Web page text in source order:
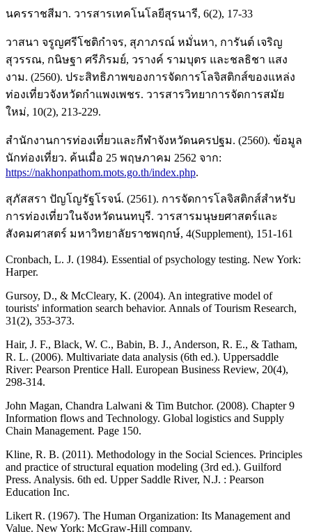
นครราชสีมา. วารสารเทคโนโลยีสุรนารี, 6(2), 17-33
วาสนา จรูญศรีโชติกำจร, สุภาภรณ์ หมั่นหา, การันต์ เจริญ
สุวรรณ, กนิษฐา ศรีภิรมย์, วรางค์ รามบุตร และชลธิชา แสง
งาม. (2560). ประสิทธิภาพของการจัดการโลจิสติกส์ของแหล่ง
ท่องเที่ยวจังหวัดกำแพงเพชร. วารสารวิทยาการจัดการสมัย
ใหม่, 10(2), 213-229.
สำนักงานการท่องเที่ยวและกีฬาจังหวัดนครปฐม. (2560). ข้อมูล
นักท่องเที่ยว. ค้นเมื่อ 25 พฤษภาคม 2562 จาก:
https://nakhonpathom.mots.go.th/index.php.
สุภัสสรา ปัญโญรัฐโรจน์. (2561). การจัดการโลจิสติกส์สำหรับ
การท่องเที่ยวในจังหวัดนนทบุรี. วารสารมนุษยศาสตร์และ
สังคมศาสตร์ มหาวิทยาลัยราชพฤกษ์, 4(Supplement), 151-161
Cronbach, L. J. (1984). Essential of psychology testing. New York:
Harper.
Gursoy, D., & McCleary, K. (2004). An integrative model of
tourists' information search behavior. Annals of Tourism Research,
31(2), 353-373.
Hair, J. F., Black, W. C., Babin, B. J., Anderson, R. E., & Tatham,
R. L. (2006). Multivariate data analysis (6th ed.). Uppersaddle
River: Pearson Prentice Hall. European Business Review, 20(4),
298-314.
John Magan, Chandra Lalwani & Tim Butchor. (2008). Chapter 9
Information flows and Technology. Global logistics and Supply
Chain Management. Page 150.
Kline, R. B. (2011). Methodology in the Social Sciences. Principles
and practice of structural equation modeling (3rd ed.). Guilford
Press. Analysis. 6th ed. Upper Saddle River, N.J. : Pearson
Education Inc.
Likert R. (1967). The Human Organization: Its Management and
Value. New York: McGraw-Hill company.